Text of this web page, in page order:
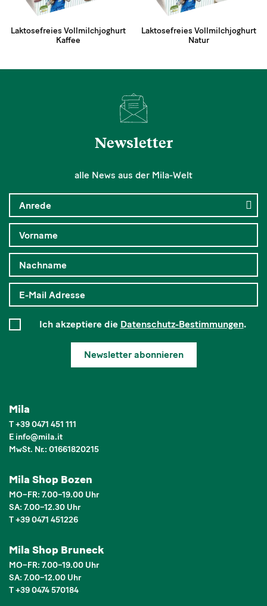
Laktosefreies Vollmilchjoghurt
Kaffee
Laktosefreies Vollmilchjoghurt
Natur
Newsletter
alle News aus der Mila-Welt
Ich akzeptiere die Datenschutz-Bestimmungen.
Newsletter abonnieren
Mila
T+39 0471 451 111
E info@mila.it
MwSt. Nr.: 01661820215
Mila Shop Bozen
MO–FR: 7.00–19.00 Uhr
SA: 7.00–12.30 Uhr
T +39 0471 451226
Mila Shop Bruneck
MO–FR: 7.00–19.00 Uhr
SA: 7.00–12.00 Uhr
T +39 0474 570184